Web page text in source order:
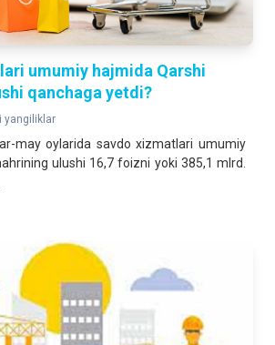
umumiy hajmida Qarshi
qanchaga yetdi?
yangiliklar
may oylarida savdo xizmatlari umumiy
ulushi 16,7 foizni yoki 385,1 mlrd.